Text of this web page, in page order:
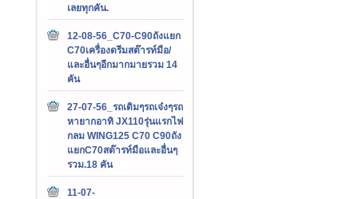
เลยทุกคัน.
12-08-56_C70-C90ถังแยก
C70เครื่องดรีมสต๊ารท์มือ/
และอื่นๆอีกมากมายรวม 14
คัน
27-07-56_รถเดิมๆรถเจ๋งๆรถ
หายากอาทิ JX110รุ่นแรกไฟ
กลม WING125 C70 C90ถัง
แยกC70สต๊ารท์มือและอื่นๆ
รวม.18 คัน
11-07-